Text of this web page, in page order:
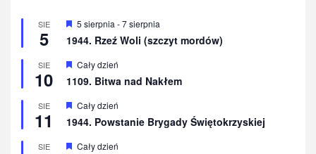
SIE
5
Wyróżnione
5 sierpnia -7 sierpnia
1944. Rzeź Woli (szczyt mordów)
SIE
10
Wyróżnione
Cały dzień
1109. Bitwa nad Nakłem
SIE
11
Wyróżnione
Cały dzień
1944. Powstanie Brygady Świętokrzyskiej
SIE Wyróżnione
Cały dzień